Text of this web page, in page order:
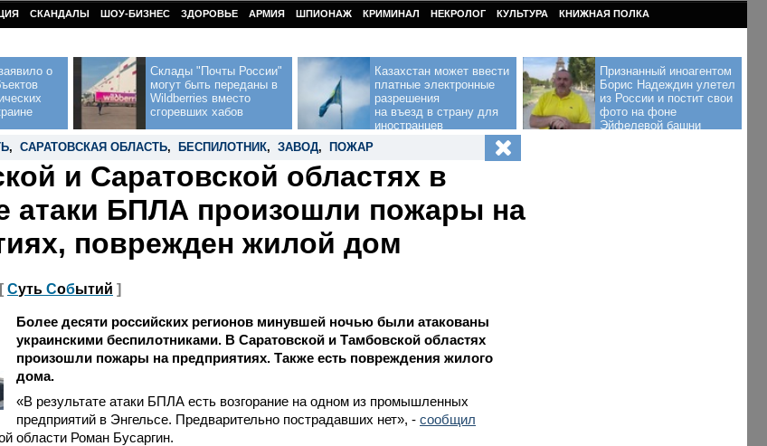
СКАНДАЛЫ ШОУ-БИЗНЕС ЗДОРОВЬЕ АРМИЯ ШПИОНАЖ КРИМИНАЛ НЕКРОЛОГ КУЛЬТУРА КНИЖНАЯ ПОЛКА
о
Склады "Почты России"
могут быть переданы в
Wildberries вместо
сгоревших хабов
Казахстан может ввести
платные электронные
разрешения
на въезд в страну для
иностранцев
Признанный иноагентом
Борис Надеждин улетел
из России и постит свои
фото на фоне
Эйфелевой башни
, САРАТОВСКАЯ ОБЛАСТЬ, БЕСПИЛОТНИК, ЗАВОД, ПОЖАР
и Саратовской областях в
атаки БПЛА произошли пожары на
поврежден жилой дом
[ Суть Событий ]
Более десяти российских регионов минувшей ночью были атакованы
украинскими беспилотниками. В Саратовской и Тамбовской областях
произошли пожары на предприятиях. Также есть повреждения жилого
дома.
«В результате атаки БПЛА есть возгорание на одном из промышленных
предприятий в Энгельсе. Предварительно пострадавших нет», - сообщил
области Роман Бусаргин.